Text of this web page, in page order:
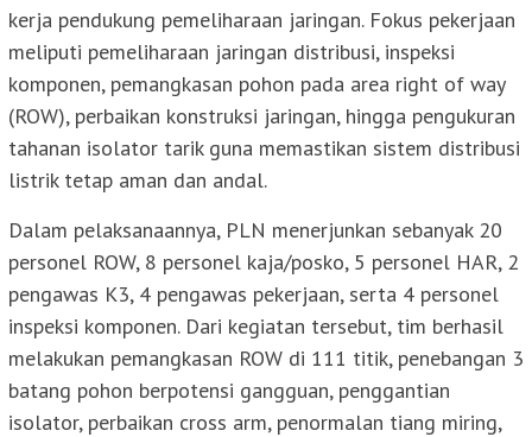
kerja pendukung pemeliharaan jaringan. Fokus pekerjaan
meliputi pemeliharaan jaringan distribusi, inspeksi
komponen, pemangkasan pohon pada area right of way
(ROW), perbaikan konstruksi jaringan, hingga pengukuran
tahanan isolator tarik guna memastikan sistem distribusi
listrik tetap aman dan andal.
Dalam pelaksanaannya, PLN menerjunkan sebanyak 20
personel ROW, 8 personel kaja/posko, 5 personel HAR, 2
pengawas K3, 4 pengawas pekerjaan, serta 4 personel
inspeksi komponen. Dari kegiatan tersebut, tim berhasil
melakukan pemangkasan ROW di 111 titik, penebangan 3
batang pohon berpotensi gangguan, penggantian
isolator, perbaikan cross arm, penormalan tiang miring,